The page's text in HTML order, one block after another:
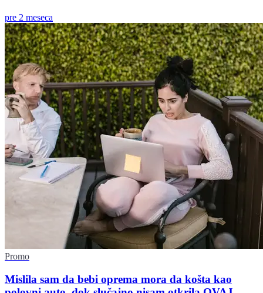
pre 2 meseca
Promo
Mislila sam da bebi oprema mora da košta kao